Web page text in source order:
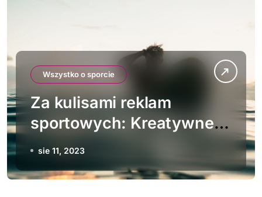
Wszystko o sporcie
Za kulisami reklam
sportowych: Kreatywne
partnerstwa i efektywne
sie 11, 2023